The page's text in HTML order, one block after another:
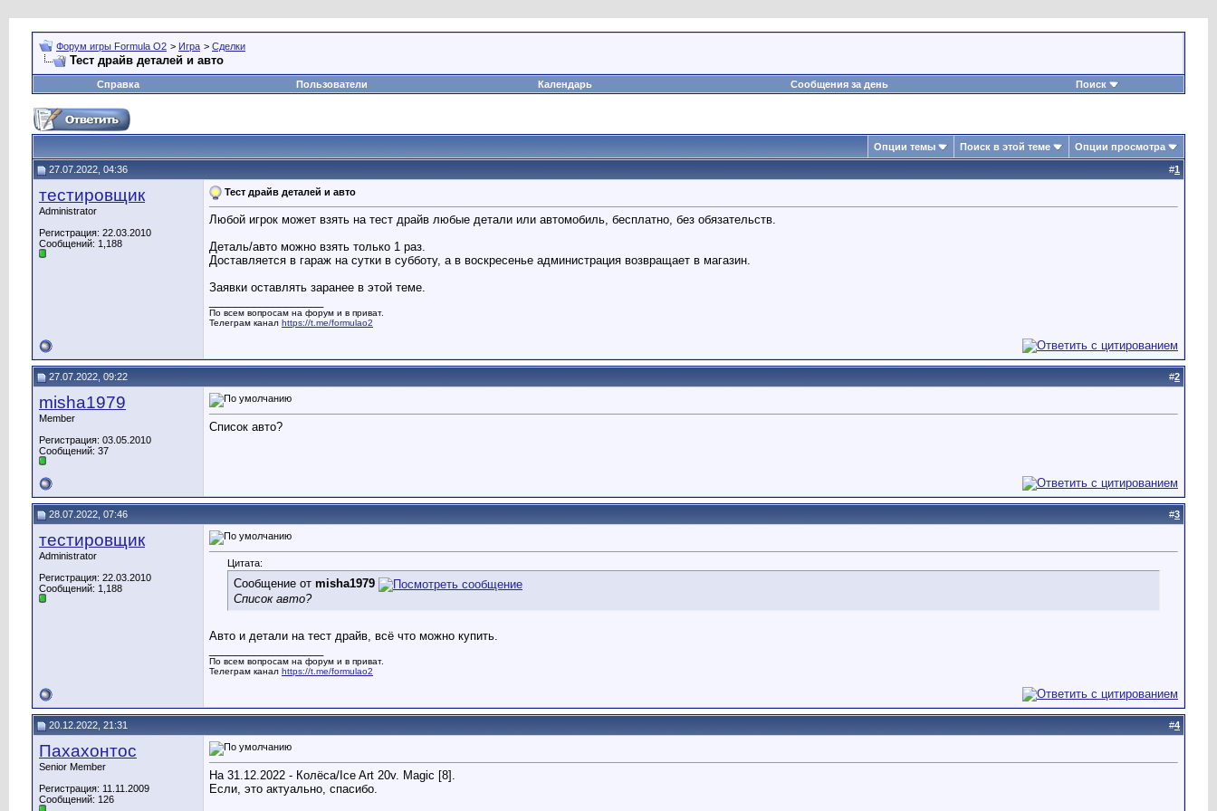
Форум игры Formula O2 > Игра > Сделки
Тест драйв деталей и авто
Справка Пользователи Календарь Сообщения за день Поиск
Опции темы Поиск в этой теме Опции просмотра
27.07.2022, 04:36 #1
тестировщик
Administrator
Регистрация: 22.03.2010
Сообщений: 1,188
Тест драйв деталей и авто
Любой игрок может взять на тест драйв любые детали или автомобиль, бесплатно, без обязательств.
Деталь/авто можно взять только 1 раз.
Доставляется в гараж на сутки в субботу, а в воскресенье администрация возвращает в магазин.
Заявки оставлять заранее в этой теме.
По всем вопросам на форум и в приват.
Телеграм канал https://t.me/formulao2
27.07.2022, 09:22 #2
misha1979
Member
Регистрация: 03.05.2010
Сообщений: 37
Список авто?
28.07.2022, 07:46 #3
тестировщик
Administrator
Регистрация: 22.03.2010
Сообщений: 1,188
Цитата:
Сообщение от misha1979
Список авто?
Авто и детали на тест драйв, всё что можно купить.
По всем вопросам на форум и в приват.
Телеграм канал https://t.me/formulao2
20.12.2022, 21:31 #4
Пахахонтос
Senior Member
Регистрация: 11.11.2009
Сообщений: 126
На 31.12.2022 - Колёса/Ice Art 20v. Magic [8].
Если, это актуально, спасибо.